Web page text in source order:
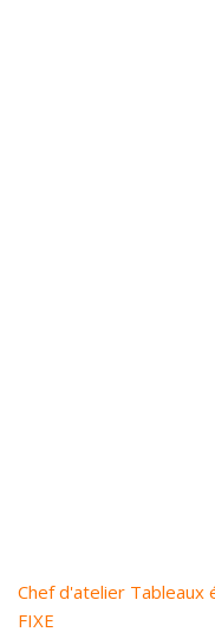
Chef d'atelier Tableaux
FIXE